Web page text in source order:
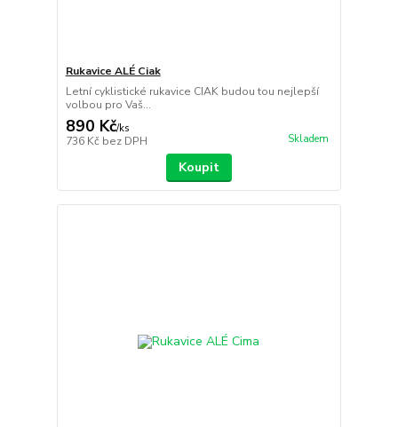
Rukavice ALÉ Ciak
Letní cyklistické rukavice CIAK budou tou nejlepší
volbou pro Vaš...
890 Kč/ks
736 Kč bez DPH Skladem
Koupit